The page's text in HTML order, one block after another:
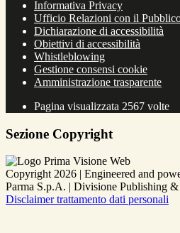
Informativa Privacy
Ufficio Relazioni con il
Dichiarazione di accessibilità
Obiettivi di accessibilità
Whistleblowing
Gestione consensi cookie
Amministrazione trasparente
Pagina visualizzata 2567 volte
Sezione Copyright
Copyright 2026 | Engineered and
Parma S.p.A. | Divisione Publishing
Disclaimer trattamento dati personali